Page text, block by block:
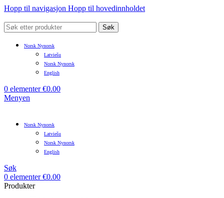
Hopp til navigasjon Hopp til hovedinnholdet
Søk
Norsk Nynorsk
Latviešu
Norsk Nynorsk
English
0 elementer €0.00
Menyen
Norsk Nynorsk
Latviešu
Norsk Nynorsk
English
Søk
0 elementer €0.00
Produkter